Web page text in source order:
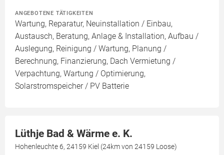
ANGEBOTENE TÄTIGKEITEN
Wartung, Reparatur, Neuinstallation / Einbau,
Austausch, Beratung, Anlage & Installation, Aufbau /
Auslegung, Reinigung / Wartung, Planung /
Berechnung, Finanzierung, Dach Vermietung /
Verpachtung, Wartung / Optimierung,
Solarstromspeicher / PV Batterie
Lüthje Bad & Wärme e. K.
Hohenleuchte 6, 24159 Kiel (24km von 24159 Loose)